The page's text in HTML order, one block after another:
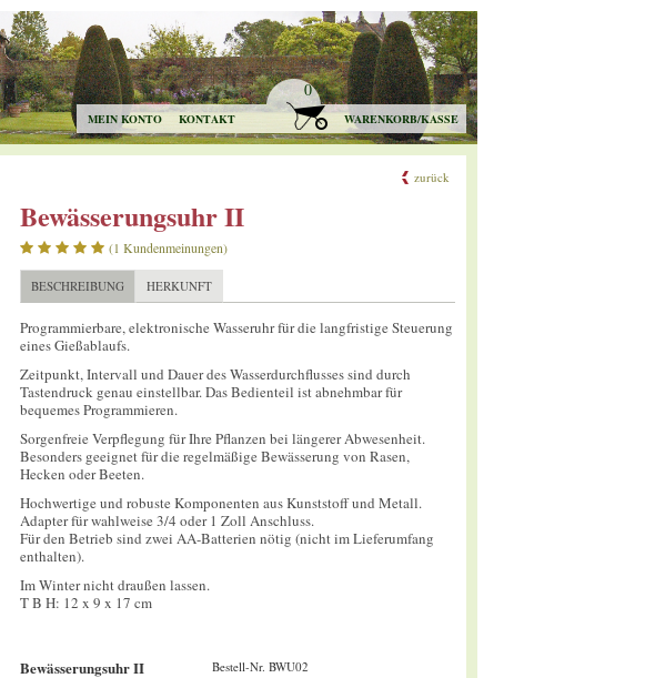
MEIN KONTO KONTAKT
0
WARENKORB/KASSE
zurück
Bewässerungsuhr II
(1 Kundenmeinungen)
BESCHREIBUNG HERKUNFT
Programmierbare, elektronische Wasseruhr für die langfristige Steuerung
eines Gießablaufs.
Zeitpunkt, Intervall und Dauer des Wasserdurchflusses sind durch
Tastendruck genau einstellbar. Das Bedienteil ist abnehmbar für
bequemes Programmieren.
Sorgenfreie Verpflegung für Ihre Pflanzen bei längerer Abwesenheit.
Besonders geeignet für die regelmäßige Bewässerung von Rasen,
Hecken oder Beeten.
Hochwertige und robuste Komponenten aus Kunststoff und Metall.
Adapter für wahlweise 3/4 oder 1 Zoll Anschluss.
Für den Betrieb sind zwei AA-Batterien nötig (nicht im Lieferumfang
enthalten).
Im Winter nicht draußen lassen.
T B H: 12 x 9 x 17 cm
Bewässerungsuhr II Bestell-Nr. BWU02